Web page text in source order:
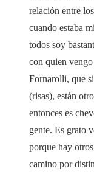
relación entre
cuando estaba
todos soy
con quien
Fornarolli, que
(risas), están
entonces es
gente. Es grato
porque hay
camino por